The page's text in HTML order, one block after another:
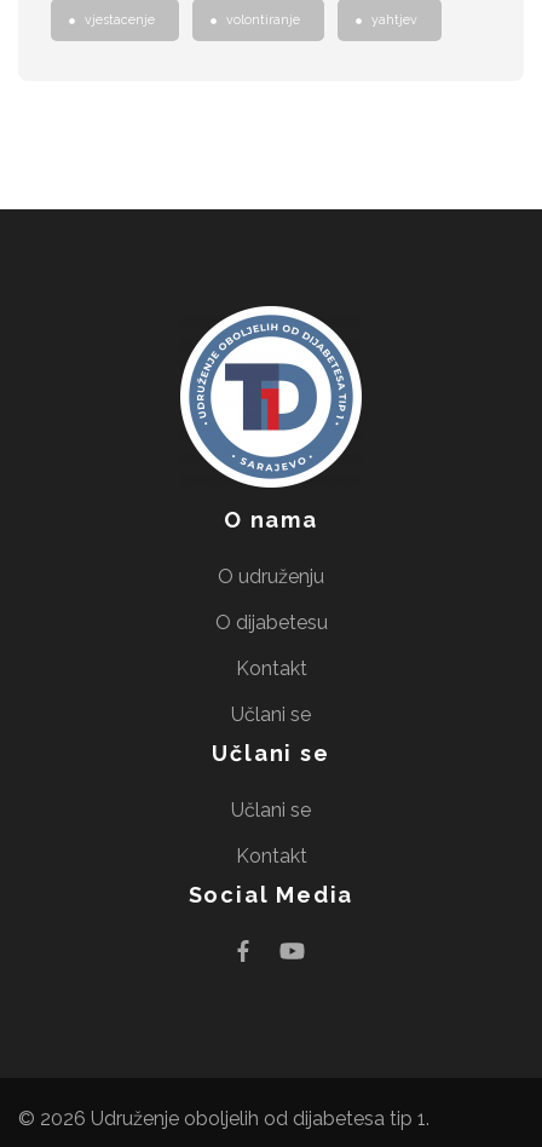
vjestacenje volontiranje yahtjev
O nama
O udruženju
O dijabetesu
Kontakt
Učlani se
Učlani se
Učlani se
Kontakt
Social Media
© 2026 Udruženje oboljelih od dijabetesa tip 1.